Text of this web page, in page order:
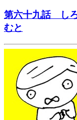
第六十九話 し
むと